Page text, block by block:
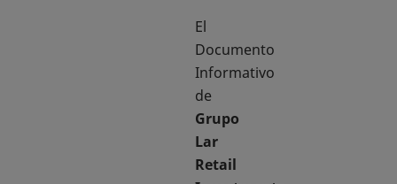
El
Documento
Informativo
de
Grupo
Lar
Retail